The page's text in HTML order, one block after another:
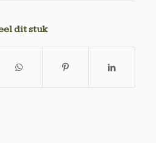
dit stuk